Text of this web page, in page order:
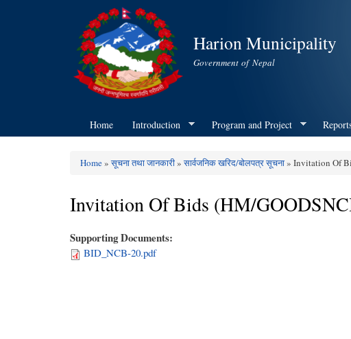
Harion Municipality
Government of Nepal
Home Introduction Program and Project
You are here
Home»सूचना तथा जानकारी»सार्वजनिक खरिद/बोलपत्र सूचना» Invitation Of
Invitation Of Bids (HM/
Supporting Documents:
BID_NCB-20.pdf